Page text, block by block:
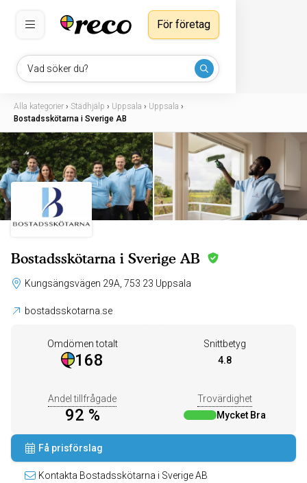
Vad söker du?
För företag
Alla kategorier › Städhjälp › Uppsala › Uppsala ›
Bostadsskötarna i Sverige AB
Bostadsskötarna i Sverige AB
Kungsängsvägen 29A, 753 23 Uppsala
bostadsskotarna.se
Omdömen totalt
168
Snittbetyg
4.8
Andel tillfrågade
92 %
Trovärdighet
Mycket Bra
Få prisförslag
Kontakta Bostadsskötarna i Sverige AB